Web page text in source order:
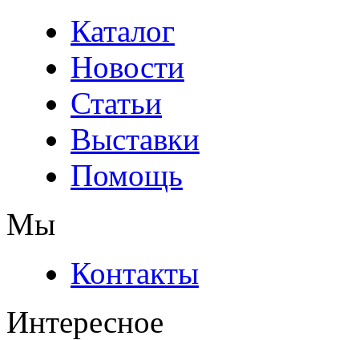
Каталог
Новости
Статьи
Выставки
Помощь
Мы
Контакты
Интересное